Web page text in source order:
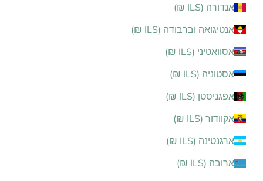
אנדורה (ILS ₪)
אנטיגואה וברבודה (ILS ₪)
אסוואטיני (ILS ₪)
אסטוניה (ILS ₪)
אפגניסטן (ILS ₪)
אקוודור (ILS ₪)
ארגנטינה (ILS ₪)
ארובה (ILS ₪)